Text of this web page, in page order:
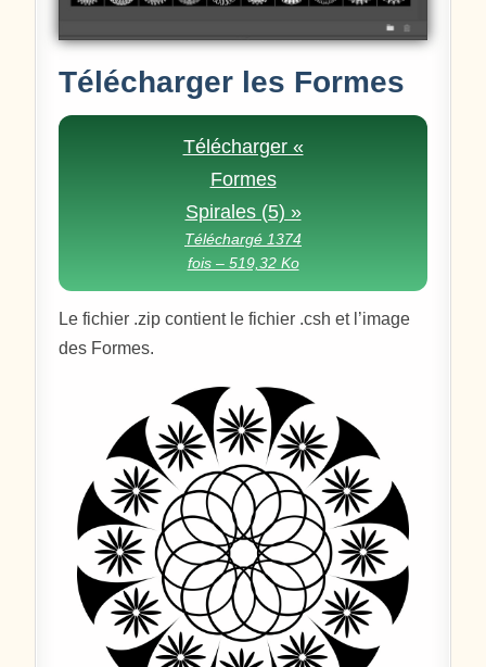
Télécharger les Formes
Télécharger «
Formes
Spirales (5) »
Téléchargé 1374
fois – 519,32 Ko
Le fichier .zip contient le fichier .csh et l’image
des Formes.